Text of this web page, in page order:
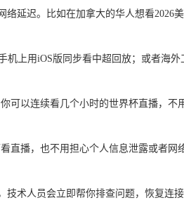
延迟。比如在加拿大的华人想看2026
机上用iOS版同步看中超回放；或者海外
可以连续看几个小时的世界杯直播，不
直播，也不用担心个人信息泄露或者网
技术人员会立即帮你排查问题，恢复连